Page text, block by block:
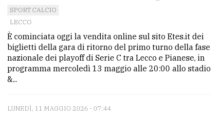
SPORT CALCIO
LECCO
È cominciata oggi la vendita online sul sito Etes.it dei
biglietti della gara di ritorno del primo turno della fase
nazionale dei playoff di Serie C tra Lecco e Pianese, in
programma mercoledì 13 maggio alle 20:00 allo stadio
&...
LUNEDÌ, 11 MAGGIO 2026 - 07:44